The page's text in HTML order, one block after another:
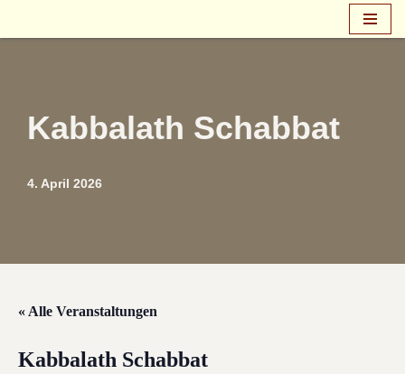
Kabbalath Schabbat
4. April 2026
« Alle Veranstaltungen
Kabbalath Schabbat